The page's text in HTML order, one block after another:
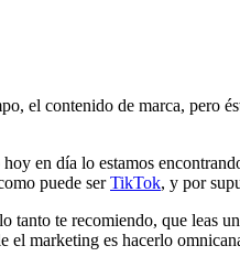
el contenido de marca, pero
en día lo estamos
puede serTikTok, y por
te recomiendo, que leas
el marketing es hacerlo